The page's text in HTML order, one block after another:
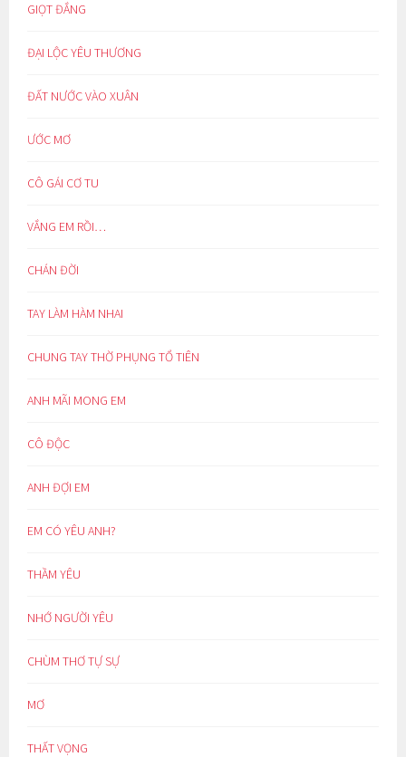
GIỌT ĐẮNG
ĐẠI LỘC YÊU THƯƠNG
ĐẤT NƯỚC VÀO XUÂN
ƯỚC MƠ
CÔ GÁI CƠ TU
VẮNG EM RỒI…
CHÁN ĐỜI
TAY LÀM HÀM NHAI
CHUNG TAY THỜ PHỤNG TỔ TIÊN
ANH MÃI MONG EM
CÔ ĐỘC
ANH ĐỢI EM
EM CÓ YÊU ANH?
THẦM YÊU
NHỚ NGƯỜI YÊU
CHÙM THƠ TỰ SỰ
MƠ
THẤT VỌNG